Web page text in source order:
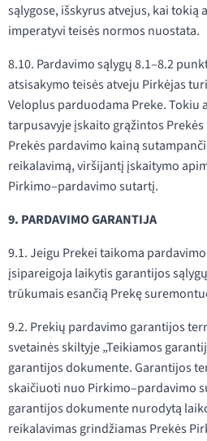
sąlygose, išskyrus atvejus, kai tokią
imperatyvi teisės normos nuostata.
8.10. Pardavimo sąlygų 8.1–8.2
atsisakymo teisės atveju Pirkėjas
Veloplus parduodama Preke. Tokiu
tarpusavyje įskaito grąžintos
Prekės pardavimo kainą
reikalavimą, viršijantį įskaitymo
Pirkimo–pardavimo sutartį.
9. PARDAVIMO GARANTIJA
9.1. Jeigu Prekei taikoma
įsipareigoja laikytis garantijos
trūkumais esančią Prekę
9.2. Prekių pardavimo garantijos
svetainės skiltyje „Teikiamos
garantijos dokumente. Garantijos
skaičiuoti nuo Pirkimo–pardavimo
garantijos dokumente nurodytą
reikalavimas grindžiamas Prekės